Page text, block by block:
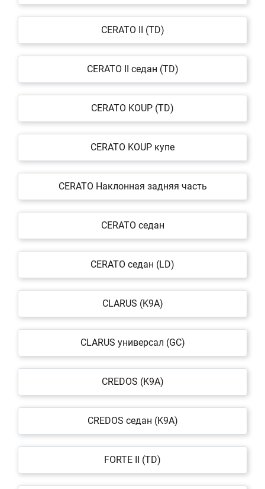
CERATO II (TD)
CERATO II седан (TD)
CERATO KOUP (TD)
CERATO KOUP купе
CERATO Наклонная задняя часть
CERATO седан
CERATO седан (LD)
CLARUS (K9A)
CLARUS универсал (GC)
CREDOS (K9A)
CREDOS седан (K9A)
FORTE II (TD)